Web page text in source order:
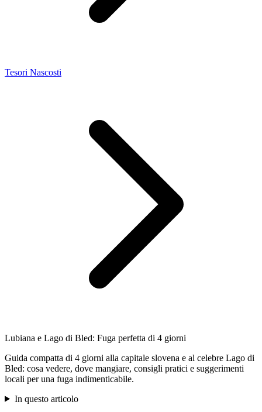
Tesori Nascosti
Lubiana e Lago di Bled: Fuga perfetta di 4 giorni
Guida compatta di 4 giorni alla capitale slovena e al celebre Lago di
Bled: cosa vedere, dove mangiare, consigli pratici e suggerimenti
locali per una fuga indimenticabile.
In questo articolo